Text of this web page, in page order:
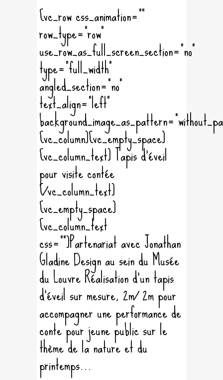
[vc_row css_animation=""
row_type="row"
use_row_as_full_screen_section="no"
type="full_width"
angled_section="no"
text_align="left"
[vc_column][vc_empty_space]
[vc_column_text] Tapis d’éveil
pour visite contée
[/vc_column_text]
[vc_empty_space]
[vc_column_text
css=""]Partenariat avec Jonathan
Gladine Design au sein du Musée
du Louvre Réalisation d'un tapis
d’éveil sur mesure, 2m/ 2m pour
accompagner une performance de
conte pour jeune public sur le
thème de la nature et du
printemps...